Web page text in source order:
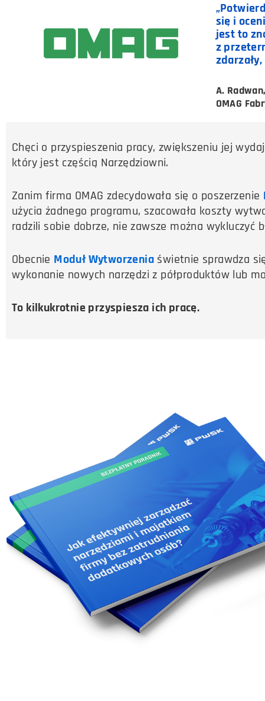
się i
jest to
z
A.
OMAG
Chęci o przyspieszenia pracy, zwiększeniu jej
który jest częścią Narzędziowni.
Zanim firma OMAG zdecydowała się o poszerzenie
użycia żadnego programu, szacowała koszty
radzili sobie dobrze, nie zawsze można wykluczyć
Obecnie Moduł Wytworzenia świetnie sprawdza
wykonanie nowych narzędzi z półproduktów lub
To kilkukrotnie przyspiesza ich pracę.